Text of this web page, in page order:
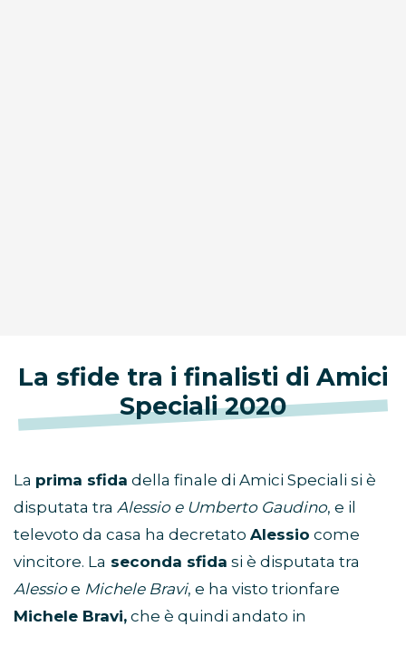
La sfide tra i finalisti di Amici
Speciali 2020
La prima sfida della finale di Amici Speciali si è
disputata tra Alessio e Umberto Gaudino, e il
televoto da casa ha decretato Alessio come
vincitore. La seconda sfida si è disputata tra
Alessioe Michele Bravi, e ha visto trionfare
Michele Bravi, che è quindi andato in